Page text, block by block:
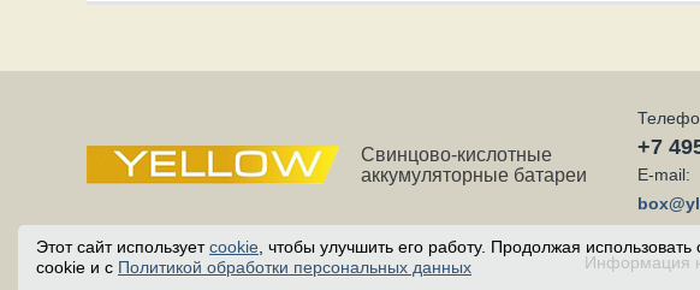
Этот сайт используетcookie , чтобы улучшить его работу. Продолжая
cookie и с Политикой обработки персональных данных
Свинцово-кислотные
аккумуляторные батареи
+7
E-mail:
Информация